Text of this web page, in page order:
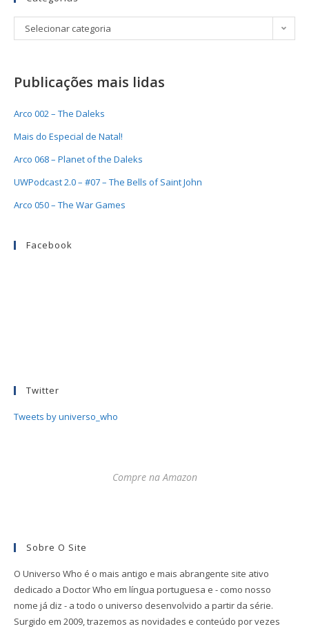
Selecionar categoria
Publicações mais lidas
Arco 002 – The Daleks
Mais do Especial de Natal!
Arco 068 – Planet of the Daleks
UWPodcast 2.0 – #07 – The Bells of Saint John
Arco 050 – The War Games
Facebook
Twitter
Tweets by universo_who
Compre na Amazon
Sobre O Site
O Universo Who é o mais antigo e mais abrangente site ativo
dedicado a Doctor Who em língua portuguesa e - como nosso
nome já diz - a todo o universo desenvolvido a partir da série.
Surgido em 2009, trazemos as novidades e conteúdo por vezes